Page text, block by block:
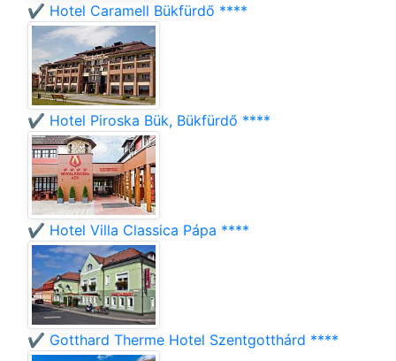
✔️ Hotel Caramell Bükfürdő ****
✔️ Hotel Piroska Bük, Bükfürdő ****
✔️ Hotel Villa Classica Pápa ****
✔️ Gotthard Therme Hotel Szentgotthárd ****